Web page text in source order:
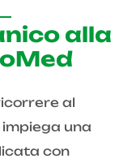
alla
al
una
con